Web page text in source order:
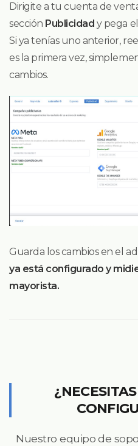
Dirigite a tu cuenta de
sección Publicidad y pega
Si ya tenías uno anterior,
es la primera vez,
cambios.
Guarda los cambios en el
ya está configurado y
mayorista.
Nuestro equipo de